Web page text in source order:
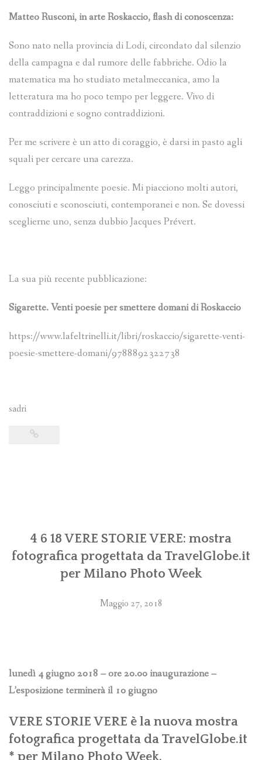
Matteo Rusconi, in arte Roskaccio, flash di conoscenza:
Sono nato nella provincia di Lodi, circondato dal silenzio
della campagna e dal rumore delle fabbriche. Odio la
matematica ma ho studiato metalmeccanica, amo la
letteratura ma ho poco tempo per leggere. Vivo di
contraddizioni e sogno contraddizioni.
Per me scrivere è un atto di coraggio, è darsi in pasto agli
squali per cercare una carezza.
Leggo principalmente poesie. Mi piacciono molti autori,
conosciuti e sconosciuti, contemporanei e non. Se dovessi
sceglierne uno, senza dubbio Jacques Prévert.
La sua più recente pubblicazione:
Sigarette. Venti poesie per smettere domani di Roskaccio
https://www.lafeltrinelli.it/libri/roskaccio/sigarette-venti-
poesie-smettere-domani/9788892322738
sadri
4 6 18 VERE STORIE VERE: mostra
fotografica progettata da TravelGlobe.it
per Milano Photo Week
Maggio 27, 2018
lunedì 4 giugno 2018 – ore 20.00 inaugurazione –
L’esposizione terminerà il 10 giugno
VERE STORIE VERE è la nuova mostra
fotografica progettata da TravelGlobe.it
* per Milano Photo Week.